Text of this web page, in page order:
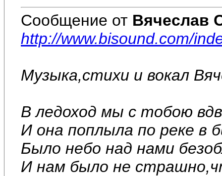
Сообщение от Вячеслав
http://www.bisound.com/
Музыка,стихи и вокал
В ледоход мы с тобою
И она поплыла по реке в
Было небо над нами
И нам было не